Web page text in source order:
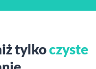
tylkoczyste